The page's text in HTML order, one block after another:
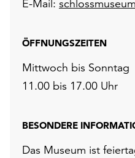
E-Mail:
ÖFFNUNGSZEITEN
Mittwoch bis Sonntag
11.00 bis 17.00 Uhr
BESONDERE
Das Museum ist